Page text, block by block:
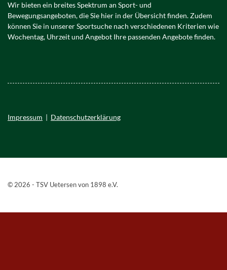
Wir bieten ein breites Spektrum an Sport- und
Bewegungsangeboten, die Sie hier in der Übersicht finden. Zudem
können Sie in unserer Sportsuche nach verschiedenen Kriterien wie
Wochentag, Uhrzeit und Angebot Ihre passenden Angebote finden.
Impressum | Datenschutzerklärung
© 2026 - TSV Uetersen von 1898 e.V.